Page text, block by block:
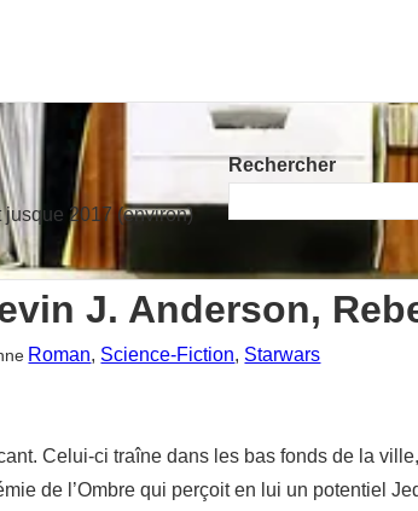
2017 (environ)
Rechercher
J. Anderson,
Roman, Science-Fiction, Starwars
Celui-ci traîne dans les bas fonds de la
de l’Ombre qui perçoit en lui un potentiel